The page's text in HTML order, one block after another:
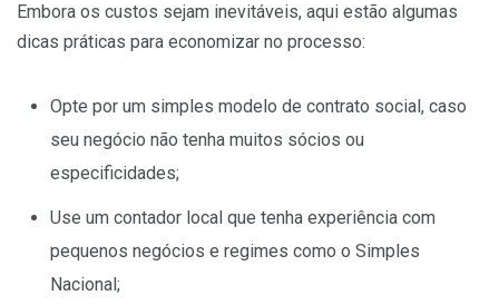
Embora os custos sejam inevitáveis, aqui estão algumas
dicas práticas para economizar no processo:
Opte por um simples modelo de contrato social, caso
seu negócio não tenha muitos sócios ou
especificidades;
Use um contador local que tenha experiência com
pequenos negócios e regimes como o Simples
Nacional;